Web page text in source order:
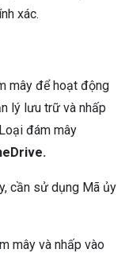
xác.
mây để hoạt động
lý lưu trữ và nhấp
đám mây
cần sử dụng Mã ủy
mây và nhấp vào